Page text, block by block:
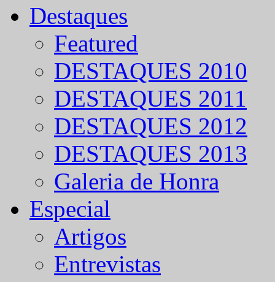
Destaques
Featured
DESTAQUES 2010
DESTAQUES 2011
DESTAQUES 2012
DESTAQUES 2013
Galeria de Honra
Especial
Artigos
Entrevistas